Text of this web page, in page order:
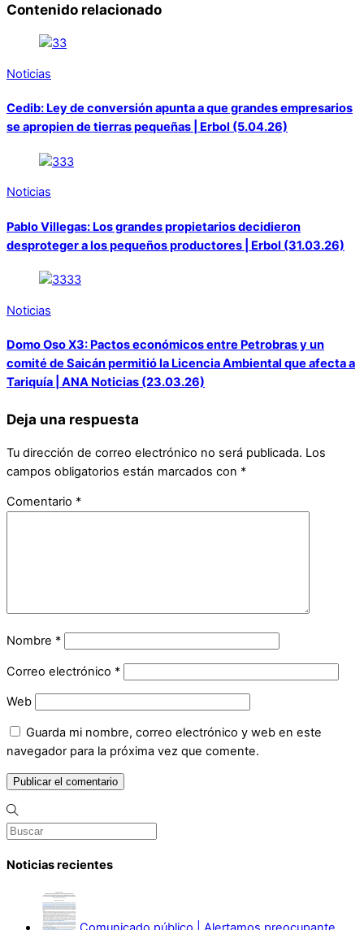
Contenido relacionado
Noticias
Cedib: Ley de conversión apunta a que grandes empresarios
se apropien de tierras pequeñas | Erbol (5.04.26)
Noticias
Pablo Villegas: Los grandes propietarios decidieron
desproteger a los pequeños productores | Erbol (31.03.26)
Noticias
Domo Oso X3: Pactos económicos entre Petrobras y un
comité de Saicán permitió la Licencia Ambiental que afecta a
Tariquía | ANA Noticias (23.03.26)
Deja una respuesta
Tu dirección de correo electrónico no será publicada. Los
campos obligatorios están marcados con *
Comentario *
Nombre *
Correo electrónico *
Web
Guarda mi nombre, correo electrónico y web en este
navegador para la próxima vez que comente.
Noticias recientes